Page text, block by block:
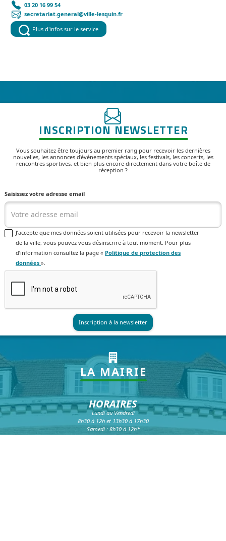
03 20 16 99 54
secretariat.general@ville-lesquin.fr
Plus d'infos sur le service
INSCRIPTION NEWSLETTER
Vous souhaitez être toujours au premier rang pour recevoir les dernières
nouvelles, les annonces d'événements spéciaux, les festivals, les concerts, les
rencontres sportives, et bien plus encore directement dans votre boîte de
réception ?
Saisissez votre adresse email
J’accepte que mes données soient utilisées pour recevoir la newsletter
de la ville, vous pouvez vous désinscrire à tout moment. Pour plus
d’information consultez la page « Politique de protection des
données ».
LA MAIRIE
HORAIRES
Lundi au Vendredi
8h30 à 12h et 13h30 à 17h30
Samedi : 8h30 à 12h*
*hors vacances scolaires